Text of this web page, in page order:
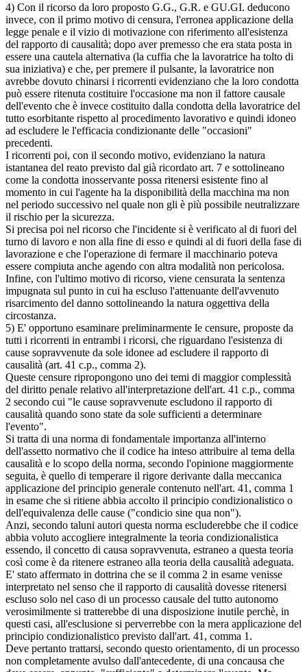
4) Con il ricorso da loro proposto G.G., G.R. e GU.GI. deducono
invece, con il primo motivo di censura, l'erronea applicazione della
legge penale e il vizio di motivazione con riferimento all'esistenza
del rapporto di causalità; dopo aver premesso che era stata posta in
essere una cautela alternativa (la cuffia che la lavoratrice ha tolto di
sua iniziativa) e che, per premere il pulsante, la lavoratrice non
avrebbe dovuto chinarsi i ricorrenti evidenziano che la loro condotta
può essere ritenuta costituire l'occasione ma non il fattore causale
dell'evento che è invece costituito dalla condotta della lavoratrice del
tutto esorbitante rispetto al procedimento lavorativo e quindi idoneo
ad escludere le l'efficacia condizionante delle "occasioni"
precedenti.
I ricorrenti poi, con il secondo motivo, evidenziano la natura
istantanea del reato previsto dal già ricordato art. 7 e sottolineano
come la condotta inosservante possa ritenersi esistente fino al
momento in cui l'agente ha la disponibilità della macchina ma non
nel periodo successivo nel quale non gli è più possibile neutralizzare
il rischio per la sicurezza.
Si precisa poi nel ricorso che l'incidente si è verificato al di fuori del
turno di lavoro e non alla fine di esso e quindi al di fuori della fase di
lavorazione e che l'operazione di fermare il macchinario poteva
essere compiuta anche agendo con altra modalità non pericolosa.
Infine, con l'ultimo motivo di ricorso, viene censurata la sentenza
impugnata sul punto in cui ha escluso l'attenuante dell'avvenuto
risarcimento del danno sottolineando la natura oggettiva della
circostanza.
5) E' opportuno esaminare preliminarmente le censure, proposte da
tutti i ricorrenti in entrambi i ricorsi, che riguardano l'esistenza di
cause sopravvenute da sole idonee ad escludere il rapporto di
causalità (art. 41 c.p., comma 2).
Queste censure ripropongono uno dei temi di maggior complessità
del diritto penale relativo all'interpretazione dell'art. 41 c.p., comma
2 secondo cui "le cause sopravvenute escludono il rapporto di
causalità quando sono state da sole sufficienti a determinare
l'evento".
Si tratta di una norma di fondamentale importanza all'interno
dell'assetto normativo che il codice ha inteso attribuire al tema della
causalità e lo scopo della norma, secondo l'opinione maggiormente
seguita, è quello di temperare il rigore derivante dalla meccanica
applicazione del principio generale contenuto nell'art. 41, comma 1
in esame che si ritiene abbia accolto il principio condizionalistico o
dell'equivalenza delle cause ("condicio sine qua non").
Anzi, secondo taluni autori questa norma escluderebbe che il codice
abbia voluto accogliere integralmente la teoria condizionalistica
essendo, il concetto di causa sopravvenuta, estraneo a questa teoria
così come è da ritenere estraneo alla teoria della causalità adeguata.
E' stato affermato in dottrina che se il comma 2 in esame venisse
interpretato nel senso che il rapporto di causalità dovesse ritenersi
escluso solo nel caso di un processo causale del tutto autonomo
verosimilmente si tratterebbe di una disposizione inutile perchè, in
questi casi, all'esclusione si perverrebbe con la mera applicazione del
principio condizionalistico previsto dall'art. 41, comma 1.
Deve pertanto trattarsi, secondo questo orientamento, di un processo
non completamente avulso dall'antecedente, di una concausa che